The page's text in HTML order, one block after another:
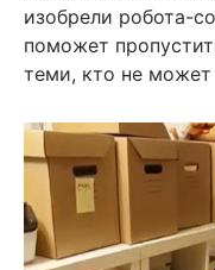
изобрели робота-
поможет
теми, кто не может